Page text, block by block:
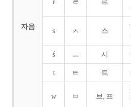
자음
r ㄹ 르
s ㅅ 스
ś ㅡ 시
t ㅌ 트
w ㅂ 브, 프